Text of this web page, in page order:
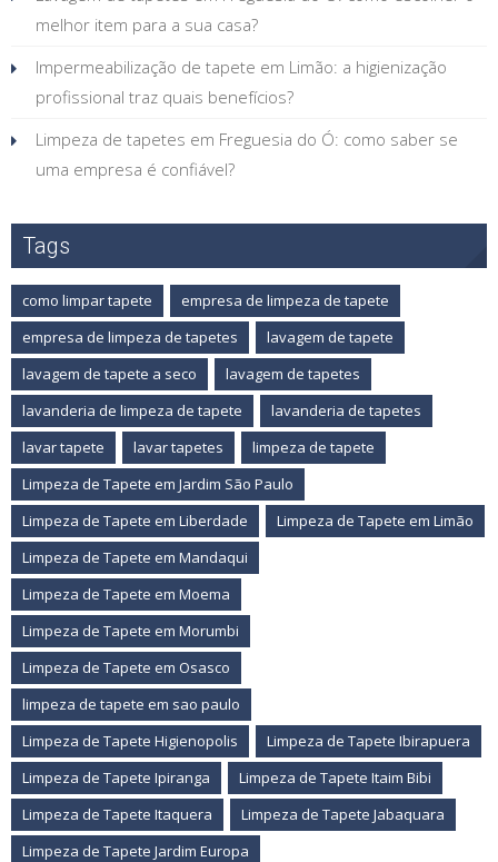
melhor item para a sua casa?
Impermeabilização de tapete em Limão: a higienização
profissional traz quais benefícios?
Limpeza de tapetes em Freguesia do Ó: como saber se
uma empresa é confiável?
Tags
como limpar tapete
empresa de limpeza de tapete
empresa de limpeza de tapetes
lavagem de tapete
lavagem de tapete a seco
lavagem de tapetes
lavanderia de limpeza de tapete
lavanderia de tapetes
lavar tapete
lavar tapetes
limpeza de tapete
Limpeza de Tapete em Jardim São Paulo
Limpeza de Tapete em Liberdade
Limpeza de Tapete em Limão
Limpeza de Tapete em Mandaqui
Limpeza de Tapete em Moema
Limpeza de Tapete em Morumbi
Limpeza de Tapete em Osasco
limpeza de tapete em sao paulo
Limpeza de Tapete Higienopolis
Limpeza de Tapete Ibirapuera
Limpeza de Tapete Ipiranga
Limpeza de Tapete Itaim Bibi
Limpeza de Tapete Itaquera
Limpeza de Tapete Jabaquara
Limpeza de Tapete Jardim Europa